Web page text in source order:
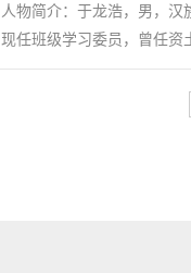
人物简介：于龙浩，男，汉
现任班级学习委员，曾任资